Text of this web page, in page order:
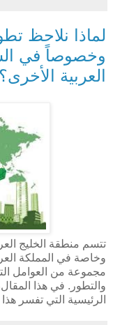
لماذا نلاحظ
وخصوصاً في
العربية الأخرى؟
تتسم منطقة الخليج
وخاصة في المملكة
مجموعة من العوامل
والتطور. في هذا
الرئيسية التي تفسر